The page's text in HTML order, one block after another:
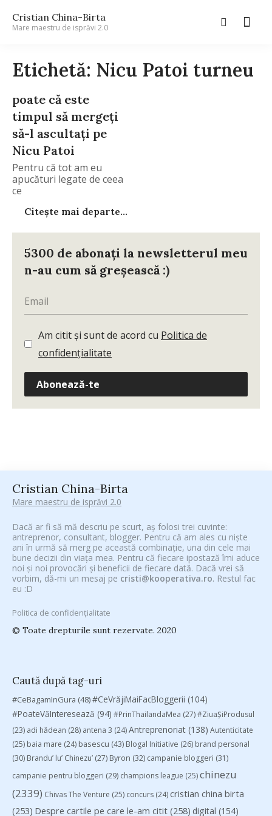
Cristian China-Birta
Mare maestru de isprăvi 2.0
Etichetă: Nicu Patoi turneu
poate că este
timpul să mergeți
să-l ascultați pe
Nicu Patoi
Pentru că tot am eu
apucături legate de ceea
ce
Citește mai departe...
5300 de abonați la newsletterul meu
n-au cum să greșească :)
Am citit și sunt de acord cu Politica de
confidențialitate
Abonează-te
Cristian China-Birta
Mare maestru de isprăvi 2.0
Dacă ar fi să mă descriu pe scurt, aș folosi trei cuvinte:
antreprenor, consultant, blogger. Pentru că am ales cu niște
ani în urmă să merg pe această combinație, una din cele mai
bune decizii din viața mea. Pentru că fiecare ipostază îmi aduce
noi și noi provocări și beneficii de fiecare dată. Dacă vrei să
vorbim, dă-mi un mesaj pe cristi@kooperativa.ro. Restul fac
eu :D
Politica de confidențialitate
© Toate drepturile sunt rezervate. 2020
Caută după tag-uri
#CeBagamInGura (48)#CeVrăjiMaiFacBloggerii (104)
#PoateVăInteresează (94) #PrinThailandaMea (27)#ZiuaȘiProdusul
(23) adi hădean (28) antena 3 (24)Antreprenoriat (138) Autenticitate
(25) baia mare (24) basescu (43) Blogal Initiative (26) brand personal
(30) Brandu’ lu’ Chinezu’ (27) Byron (32) campanie bloggeri (31)
campanie pentru bloggeri (29) champions league (25)chinezu
(2339) Chivas The Venture (25) concurs (24)cristian china birta
(253) Despre cartile pe care le-am citit (258) digital (154)